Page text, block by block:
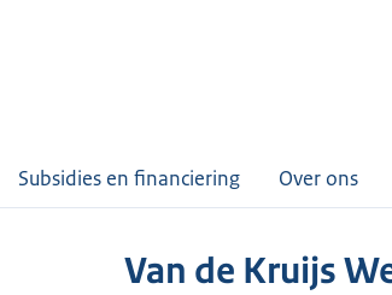
Subsidies en financiering Over ons
Van de Kruijs